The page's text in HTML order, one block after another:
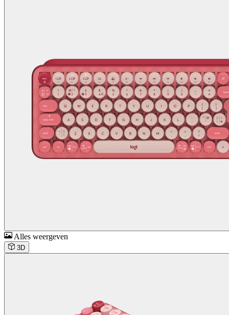
Alles weergeven
3D